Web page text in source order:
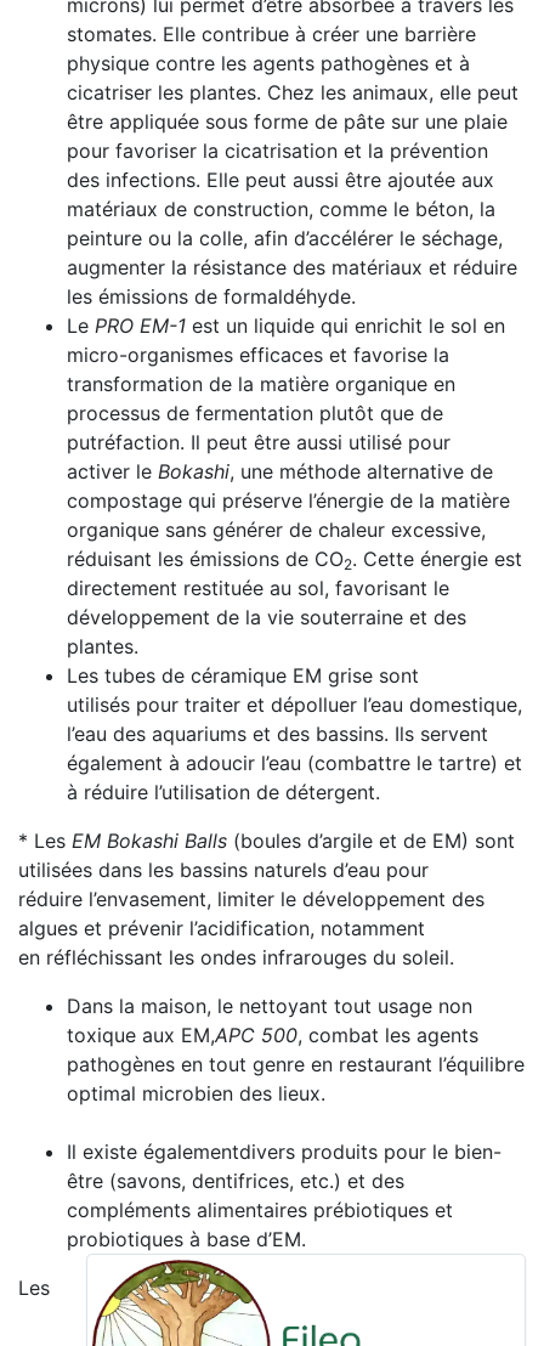
microns) lui permet d’être absorbée à travers les
stomates. Elle contribue à créer une barrière
physique contre les agents pathogènes et à
cicatriser les plantes. Chez les animaux, elle peut
être appliquée sous forme de pâte sur une plaie
pour favoriser la cicatrisation et la prévention
des infections. Elle peut aussi être ajoutée aux
matériaux de construction, comme le béton, la
peinture ou la colle, afin d’accélérer le séchage,
augmenter la résistance des matériaux et réduire
les émissions de formaldéhyde.
Le PRO EM-1 est un liquide qui enrichit le sol en
micro-organismes efficaces et favorise la
transformation de la matière organique en
processus de fermentation plutôt que de
putréfaction. Il peut être aussi utilisé pour
activer le Bokashi, une méthode alternative de
compostage qui préserve l’énergie de la matière
organique sans générer de chaleur excessive,
réduisant les émissions de CO2. Cette énergie est
directement restituée au sol, favorisant le
développement de la vie souterraine et des
plantes.
Les tubes de céramique EM grise sont
utilisés pour traiter et dépolluer l’eau domestique,
l’eau des aquariums et des bassins. Ils servent
également à adoucir l’eau (combattre le tartre) et
à réduire l’utilisation de détergent.
* Les EM Bokashi Balls (boules d’argile et de EM) sont
utilisées dans les bassins naturels d’eau pour
réduire l’envasement, limiter le développement des
algues et prévenir l’acidification, notamment
en réfléchissant les ondes infrarouges du soleil.
Dans la maison, le nettoyant tout usage non
toxique aux EM,APC 500, combat les agents
pathogènes en tout genre en restaurant l’équilibre
optimal microbien des lieux.
Il existe égalementdivers produits pour le bien-
être (savons, dentifrices, etc.) et des
compléments alimentaires prébiotiques et
probiotiques à base d’EM.
Les